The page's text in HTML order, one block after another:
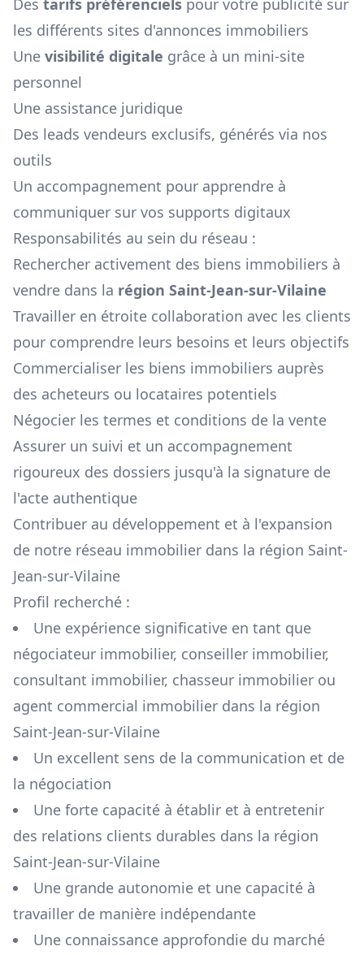
Des tarifs préférenciels pour votre publicité sur
les différents sites d'annonces immobiliers
Une visibilité digitale grâce à un mini-site
personnel
Une assistance juridique
Des leads vendeurs exclusifs, générés via nos
outils
Un accompagnement pour apprendre à
communiquer sur vos supports digitaux
Responsabilités au sein du réseau :
Rechercher activement des biens immobiliers à
vendre dans la région Saint-Jean-sur-Vilaine
Travailler en étroite collaboration avec les clients
pour comprendre leurs besoins et leurs objectifs
Commercialiser les biens immobiliers auprès
des acheteurs ou locataires potentiels
Négocier les termes et conditions de la vente
Assurer un suivi et un accompagnement
rigoureux des dossiers jusqu'à la signature de
l'acte authentique
Contribuer au développement et à l'expansion
de notre réseau immobilier dans la région Saint-
Jean-sur-Vilaine
Profil recherché :
Une expérience significative en tant que
négociateur immobilier, conseiller immobilier,
consultant immobilier, chasseur immobilier ou
agent commercial immobilier dans la région
Saint-Jean-sur-Vilaine
Un excellent sens de la communication et de
la négociation
Une forte capacité à établir et à entretenir
des relations clients durables dans la région
Saint-Jean-sur-Vilaine
Une grande autonomie et une capacité à
travailler de manière indépendante
Une connaissance approfondie du marché